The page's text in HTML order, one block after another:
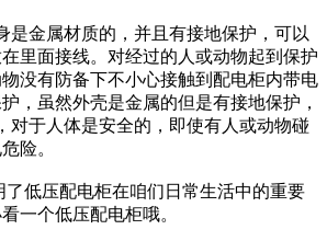
是金属材质的，并且有接地保护，可以
里面接线。对经过的人或动物起到保护
没有防备下不小心接触到配电柜内带电
，虽然外壳是金属的但是有接地保护，
对于人体是安全的，即使有人或动物碰
险。
了低压配电柜在咱们日常生活中的重要
一个低压配电柜哦。